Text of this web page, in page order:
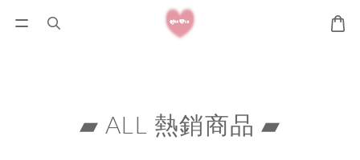
▰ ALL 熱銷商品 ▰